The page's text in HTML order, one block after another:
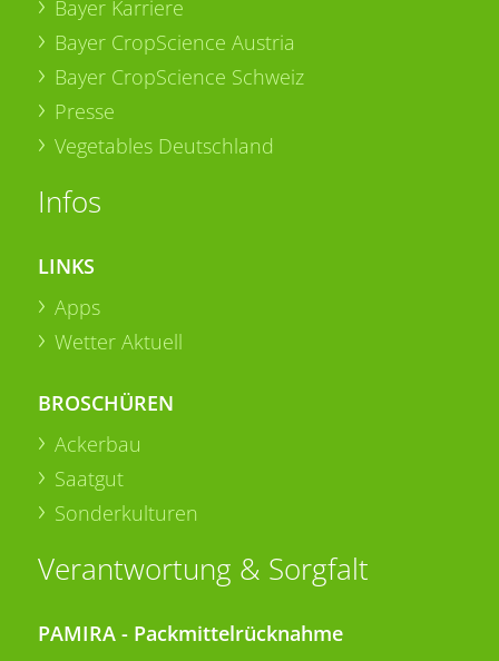
Bayer Karriere
Bayer CropScience Austria
Bayer CropScience Schweiz
Presse
Vegetables Deutschland
Infos
LINKS
Apps
Wetter Aktuell
BROSCHÜREN
Ackerbau
Saatgut
Sonderkulturen
Verantwortung & Sorgfalt
PAMIRA - Packmittelrücknahme